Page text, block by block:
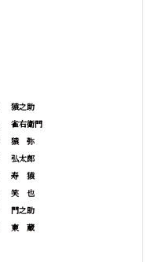
猿之助
雀右衛門
猿
弥
弘太郎
寿
猿
笑
也
門之助
東
蔵